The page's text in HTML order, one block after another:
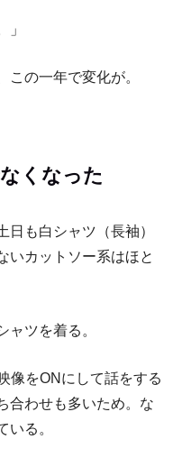
」
この一年で変化が。
くなった
も白シャツ（長袖）
いカットソー系はほと
ャツを着る。
像をONにして話をする
合わせも多いため。な
いる。